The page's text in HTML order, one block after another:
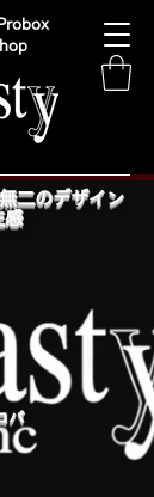
二のデザイン
感
パ